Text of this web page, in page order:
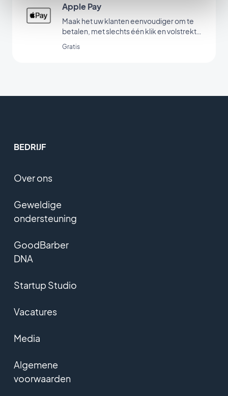
Apple Pay
Maak het uw klanten eenvoudiger om te
betalen, met slechts één klik en volstrekt
Gratis
BEDRIJF
Over ons
Geweldige
ondersteuning
GoodBarber
DNA
Startup Studio
Vacatures
Media
Algemene
voorwaarden